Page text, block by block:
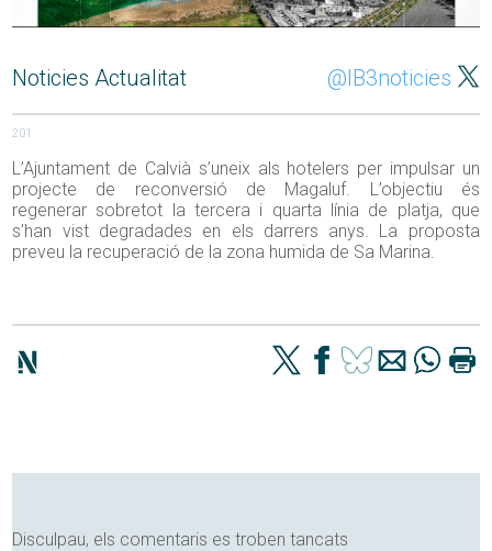
Noticies Actualitat @IB3noticies
201
L’Ajuntament de Calvià s’uneix als hotelers per impulsar un
projecte de reconversió de Magaluf. L’objectiu és
regenerar sobretot la tercera i quarta línia de platja, que
s’han vist degradades en els darrers anys. La proposta
preveu la recuperació de la zona humida de Sa Marina.
Disculpau, els comentaris es troben tancats